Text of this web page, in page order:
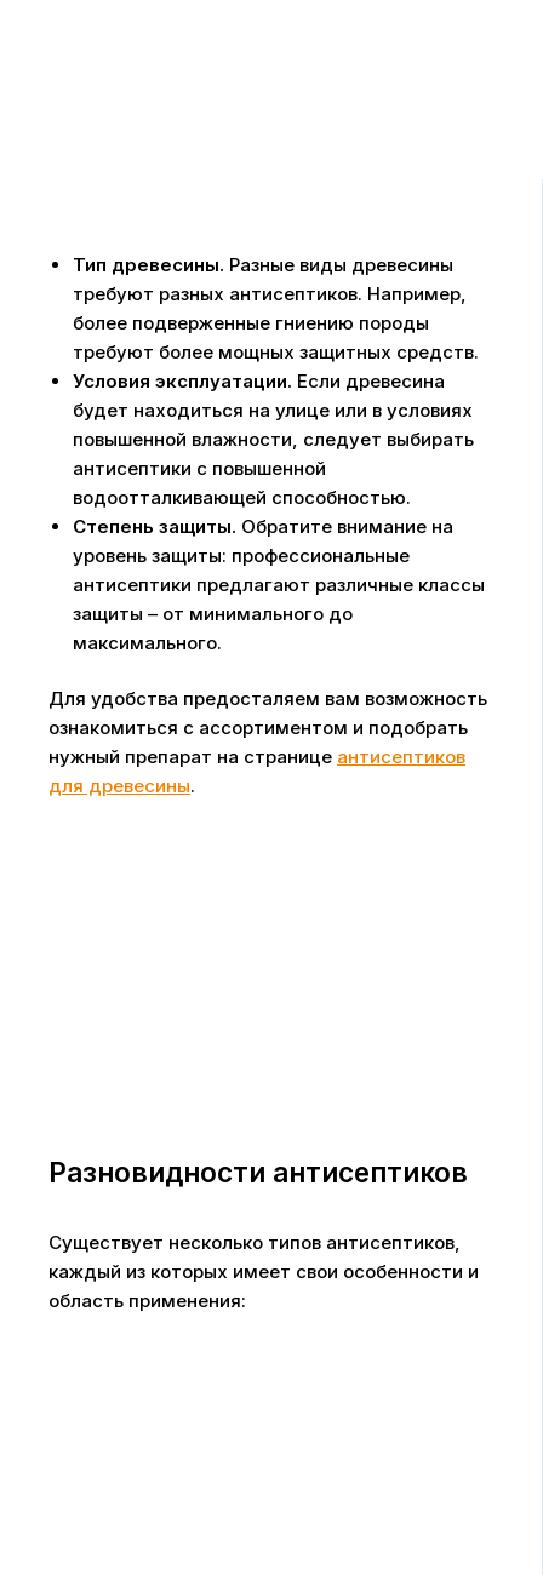
Тип древесины. Разные виды древесины
требуют разных антисептиков. Например,
более подверженные гниению породы
требуют более мощных защитных средств.
Условия эксплуатации. Если древесина
будет находиться на улице или в условиях
повышенной влажности, следует выбирать
антисептики с повышенной
водоотталкивающей способностью.
Степень защиты. Обратите внимание на
уровень защиты: профессиональные
антисептики предлагают различные классы
защиты – от минимального до
максимального.
Для удобства предосталяем вам возможность
ознакомиться с ассортиментом и подобрать
нужный препарат на странице антисептиков
для древесины.
Разновидности антисептиков
Существует несколько типов антисептиков,
каждый из которых имеет свои особенности и
область применения: